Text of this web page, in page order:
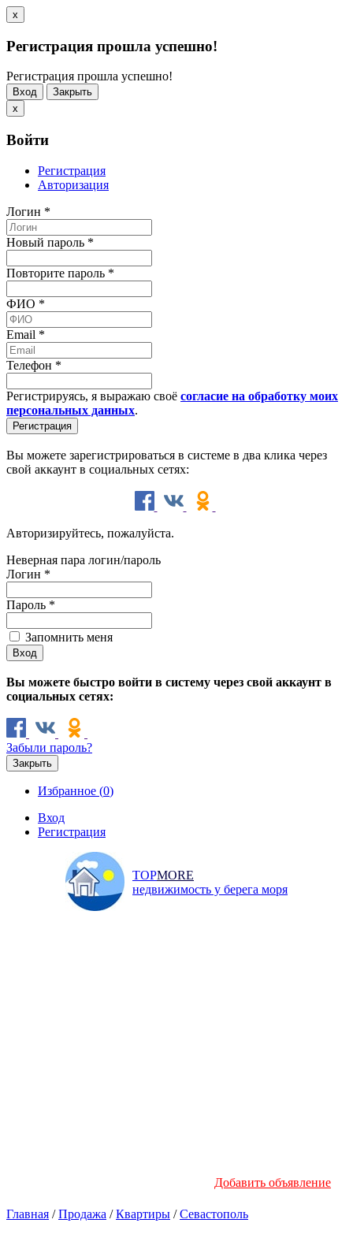
x
Регистрация прошла успешно!
Регистрация прошла успешно!
Вход
Закрыть
x
Войти
Регистрация
Авторизация
Логин *
Новый пароль *
Повторите пароль *
ФИО *
Email *
Телефон *
Регистрируясь, я выражаю своё согласие на обработку моих
персональных данных.
Вы можете зарегистрироваться в системе в два клика через
свой аккаунт в социальных сетях:
Авторизируйтесь, пожалуйста.
Неверная пара логин/пароль
Логин *
Пароль *
Запомнить меня
Вы можете быстро войти в систему через свой аккаунт в
социальных сетях:
Забыли пароль?
Закрыть
Избранное (0)
Вход
Регистрация
TOPMORE
недвижимость у берега моря
Добавить объявление
Главная /Продажа /Квартиры /Севастополь